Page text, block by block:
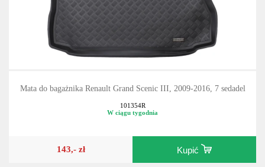
Mata do bagażnika Renault Grand Scenic III, 2009-2016, 7 sedadel
101354R
W ciągu tygodnia
143,- zł Kupić